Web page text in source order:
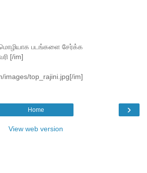
படங்களை சேர்க்க
[/im]
images/top_rajini.jpg[/im]
›
Home
View web version